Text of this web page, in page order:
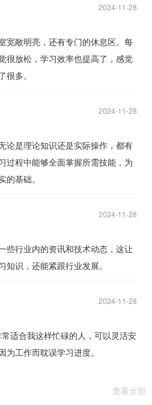
2024-11-28
宽敞明亮，还有专门的休息区。每
很放松，学习效率也提高了，感觉
多。
2024-11-28
论是理论知识还是实际操作，都有
过程中能够全面掌握所需技能，为
基础。
2024-11-28
些行业内的资讯和技术动态，这让
知识，还能紧跟行业发展。
2024-11-28
适合我这样忙碌的人，可以灵活安
为工作而耽误学习进度。
查看全部